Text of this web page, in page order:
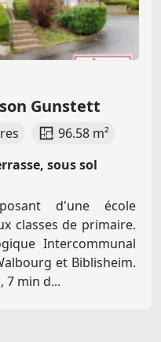
Gunstett
96.58 m²
sous sol
d'une école
classes de primaire.
Intercommunal
et Biblisheim.
7 min d...